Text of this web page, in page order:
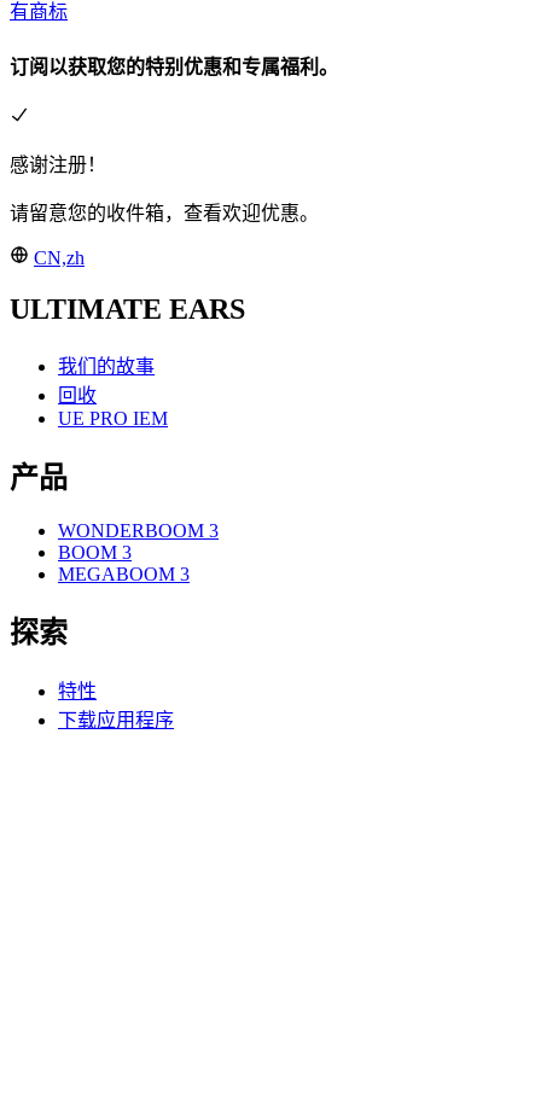
有商标
订阅以获取您的特别优惠和专属福利。
感谢注册！
请留意您的收件箱，查看欢迎优惠。
CN,zh
ULTIMATE EARS
我们的故事
回收
UE PRO IEM
产品
WONDERBOOM 3
BOOM 3
MEGABOOM 3
探索
特性
下载应用程序